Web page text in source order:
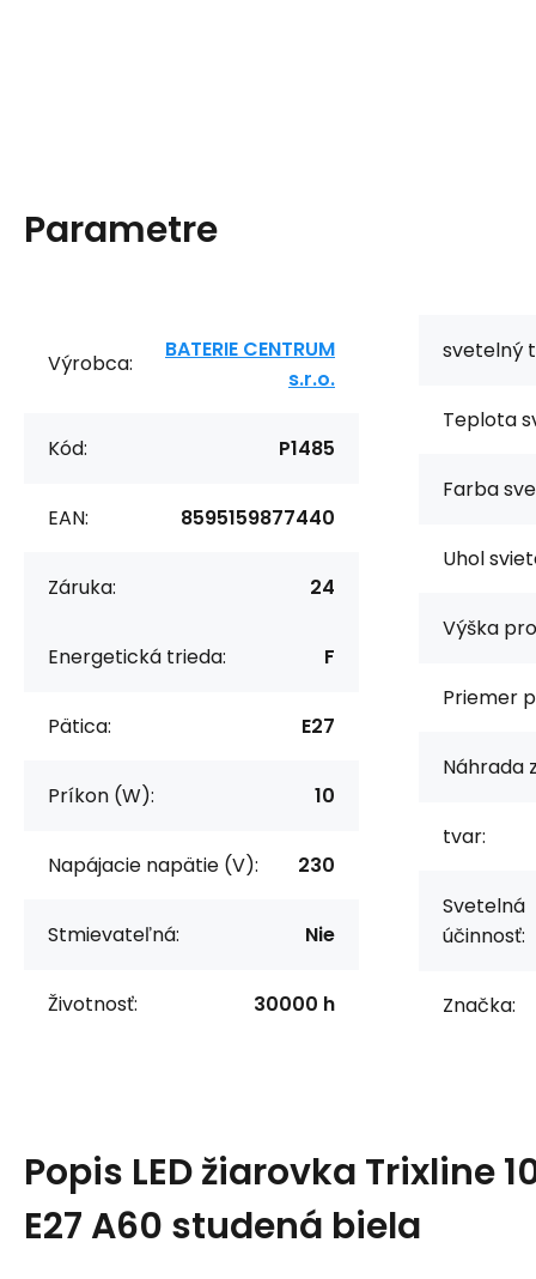
Parametre
Výrobca:
BATERIE CENTRUM
s.r.o.
Kód: P1485
EAN: 8595159877440
Záruka: 24
Energetická trieda: F
Pätica: E27
Príkon (W): 10
Napájacie napätie (V): 230
Stmievateľná: Nie
Životnosť: 30000 h
svetelný
Teplota
Farba
Uhol
Výška
Priemer
Náhrada
tvar:
Svetelná
účinnosť:
Značka:
Popis LED žiarovka Trixline
E27 A60 studená biela